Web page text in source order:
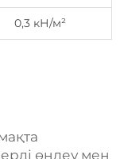
0,3 кН/м²
өңдеу мен